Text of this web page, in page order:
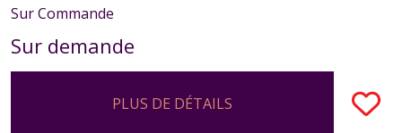
Sur Commande
Sur demande
PLUS DE DÉTAILS